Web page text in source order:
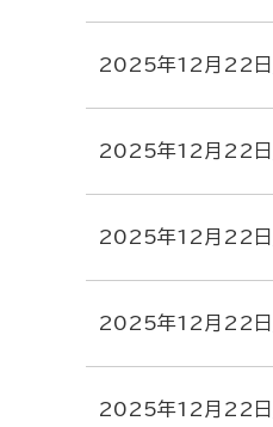
2025年12月22日
2025年12月22日
2025年12月22日
2025年12月22日
2025年12月22日